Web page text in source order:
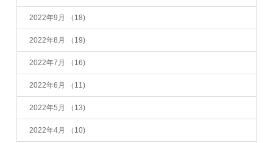
2022年9月 （18)
2022年8月 （19)
2022年7月 （16)
2022年6月 （11)
2022年5月 （13)
2022年4月 （10)